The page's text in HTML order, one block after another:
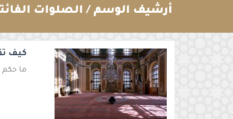
أرشيف الوسم / الصلوات
كيف
ما حكم